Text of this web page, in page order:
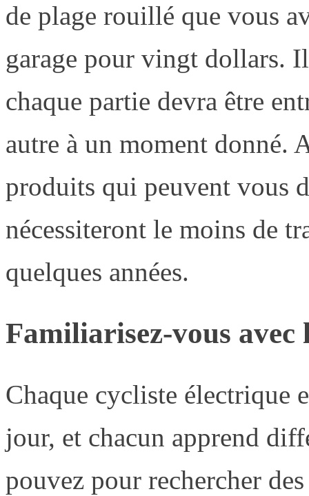
de plage rouillé que vous
garage pour vingt dollars.
chaque partie devra être
autre à un moment donné.
produits qui peuvent vous
nécessiteront le moins de
quelques années.
Familiarisez-vous avec
Chaque cycliste électrique
jour, et chacun apprend
pouvez pour rechercher